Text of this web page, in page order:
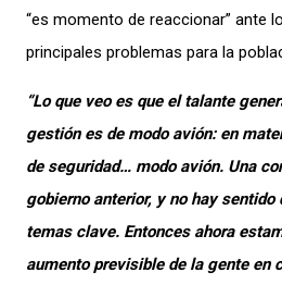
“es momento de reaccionar” ante
principales problemas para la
“Lo que veo es que el talante
gestión es de modo avión: en
de seguridad… modo avión. Una
gobierno anterior, y no hay
temas clave. Entonces ahora
aumento previsible de la gente en